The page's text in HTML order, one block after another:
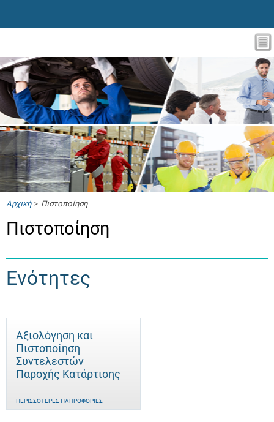
Αρχική> Πιστοποίηση
Πιστοποίηση
Ενότητες
Αξιολόγηση και
Πιστοποίηση
Συντελεστών
Παροχής Κατάρτισης
ΠΕΡΙΣΣΌΤΕΡΕΣ ΠΛΗΡΟΦΟΡΊΕΣ